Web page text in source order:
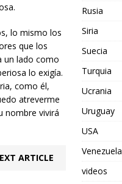
lo mismo los
que los
un lado como
lo exigía.
como él,
atreverme
nombre vivirá
ARTICLE
Rusia
Siria
Suecia
Turquia
Ucrania
Uruguay
USA
Venezuela
videos